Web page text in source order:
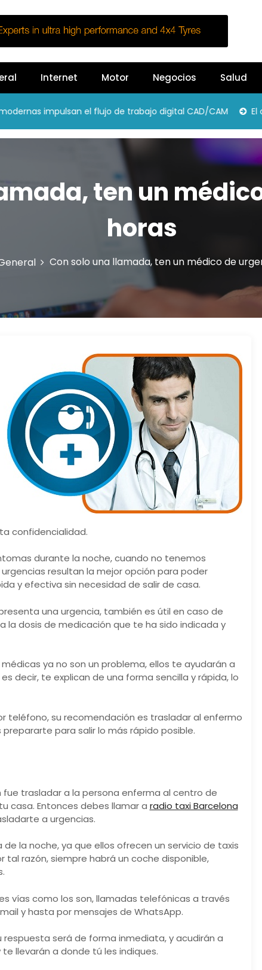
Internet Motor Negocios Salud
impulsan el flujo de trabajo digital CAD/CAM El auge
ten un
horas
Con solo una llamada, ten un médico de
confidencialidad.
durante la noche, cuando no tenemos
resultan la mejor opción para poder
y efectiva sin necesidad de salir de casa.
una urgencia, también es útil en caso de
la dosis de medicación que te ha sido indicada y
ya no son un problema, ellos te ayudarán a
decir, te explican de una forma sencilla y rápida, lo
teléfono, su recomendación es trasladar al enfermo
para salir lo más rápido posible.
trasladar a la persona enferma al centro de
casa. Entonces debes llamar a radio taxi Barcelona
a urgencias.
la noche, ya que ellos ofrecen un servicio de taxis
tal razón, siempre habrá un coche disponible,
vías como los son, llamadas telefónicas a través
y hasta por mensajes de WhatsApp.
será de forma inmediata, y acudirán a
llevarán a donde tú les indiques.